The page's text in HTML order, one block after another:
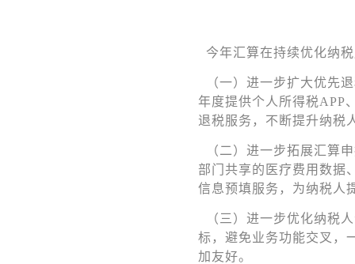
今年汇算在持续优化纳
（一）进一步扩大优先
年度提供个人所得税APP
退税服务，不断提升纳税
（二）进一步拓展汇算
部门共享的医疗费用数据
信息预填服务，为纳税人
（ 三）进一步优化纳税
标，避免业务功能交叉，
加友好。